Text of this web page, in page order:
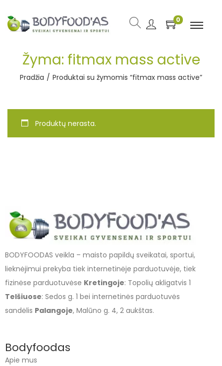
0
Žyma: fitmax mass active
Pradžia / Produktai su žymomis “fitmax mass active”
Produktų nerasta.
BODYFOODAS veikla – maisto papildų sveikatai, sportui,
lieknėjimui prekyba tiek internetinėje parduotuvėje, tiek
fizinėse parduotuvėse Kretingoje: Topolių akligatvis 1
Telšiuose: Sedos g. 1 bei internetinės parduotuvės
sandėlis Palangoje, Malūno g. 4, 2 aukštas.
Bodyfoodas
Apie mus